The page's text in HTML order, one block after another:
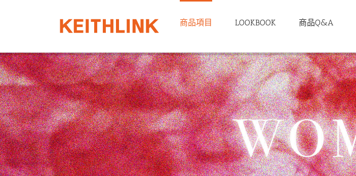
商品項目 LOOKBOOK 商品Q&A